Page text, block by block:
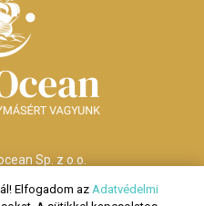
Sp. z o.o.
nr 29
Elfogadom az Adatvédelmi